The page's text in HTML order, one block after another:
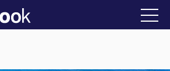
2025 Η άβολη αλήθεια